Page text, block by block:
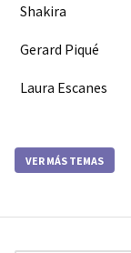
Shakira
Gerard Piqué
Laura Escanes
VER MÁS TEMAS